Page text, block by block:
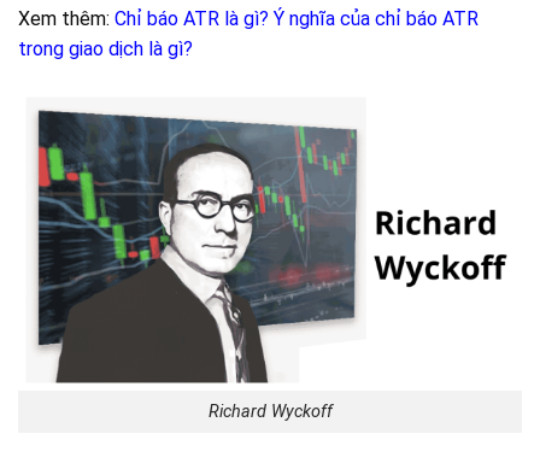
Xem thêm: Chỉ báo ATR là gì? Ý nghĩa của chỉ báo ATR
trong giao dịch là gì?
Richard Wyckoff